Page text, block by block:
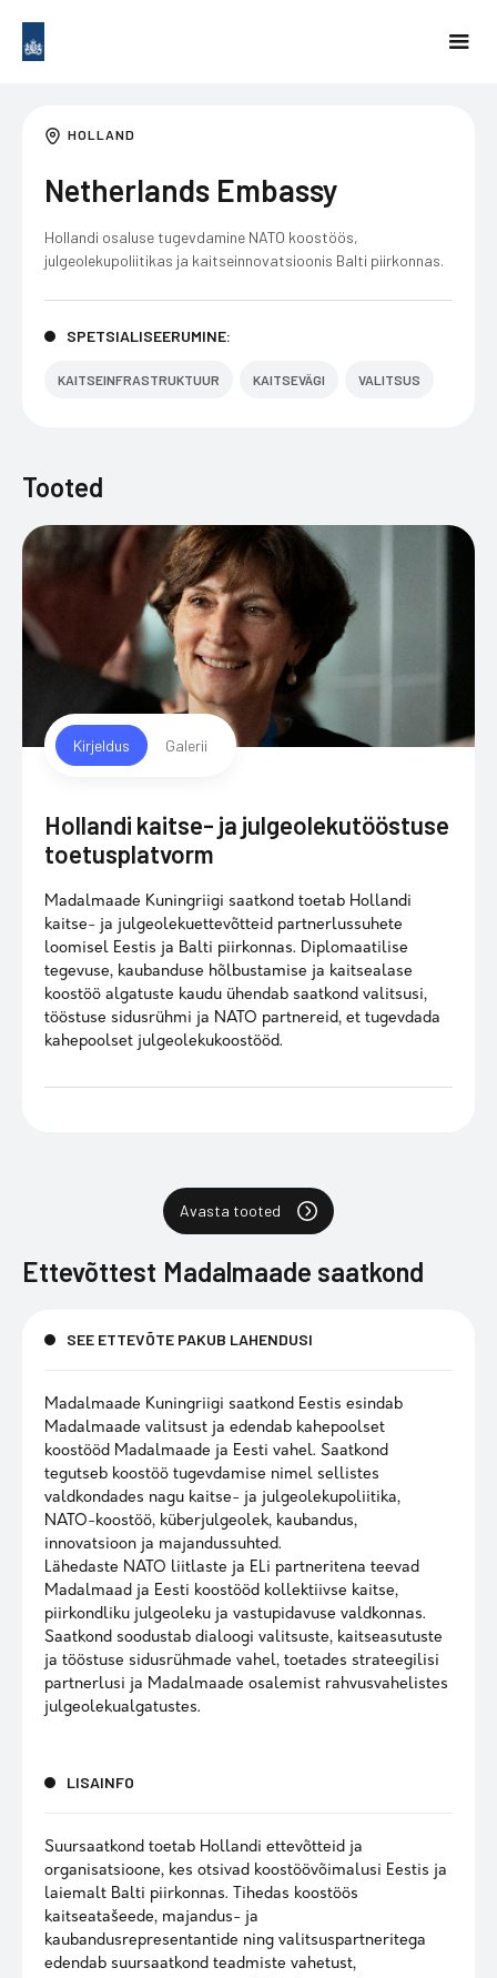
HOLLAND
Netherlands Embassy
Hollandi osaluse tugevdamine NATO koostöös,
julgeolekupoliitikas ja kaitseinnovatsioonis Balti piirkonnas.
SPETSIALISEERUMINE:
KAITSEINFRASTRUKTUUR KAITSEVÄGI VALITSUS
Tooted
Kirjeldus Galerii
Hollandi kaitse- ja julgeolekutööstuse
toetusplatvorm
Madalmaade Kuningriigi saatkond toetab Hollandi
kaitse- ja julgeolekuettevõtteid partnerlussuhete
loomisel Eestis ja Balti piirkonnas. Diplomaatilise
tegevuse, kaubanduse hõlbustamise ja kaitsealase
koostöö algatuste kaudu ühendab saatkond valitsusi,
tööstuse sidusrühmi ja NATO partnereid, et tugevdada
kahepoolset julgeolekukoostööd.
Avasta tooted
Ettevõttest Madalmaade saatkond
SEE ETTEVÕTE PAKUB LAHENDUSI
Madalmaade Kuningriigi saatkond Eestis esindab
Madalmaade valitsust ja edendab kahepoolset
koostööd Madalmaade ja Eesti vahel. Saatkond
tegutseb koostöö tugevdamise nimel sellistes
valdkondades nagu kaitse- ja julgeolekupoliitika,
NATO-koostöö, küberjulgeolek, kaubandus,
innovatsioon ja majandussuhted.
Lähedaste NATO liitlaste ja ELi partneritena teevad
Madalmaad ja Eesti koostööd kollektiivse kaitse,
piirkondliku julgeoleku ja vastupidavuse valdkonnas.
Saatkond soodustab dialoogi valitsuste, kaitseasutuste
ja tööstuse sidusrühmade vahel, toetades strateegilisi
partnerlusi ja Madalmaade osalemist rahvusvahelistes
julgeolekualgatustes.
LISAINFO
Suursaatkond toetab Hollandi ettevõtteid ja
organisatsioone, kes otsivad koostöövõimalusi Eestis ja
laiemalt Balti piirkonnas. Tihedas koostöös
kaitseatašeede, majandus- ja
kaubandusrepresentantide ning valitsuspartneritega
edendab suursaatkond teadmiste vahetust,